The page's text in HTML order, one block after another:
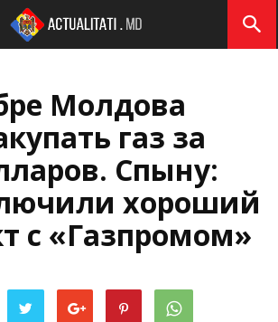
Молдова
газ за
Спыну:
хороший
с «Газпромом»